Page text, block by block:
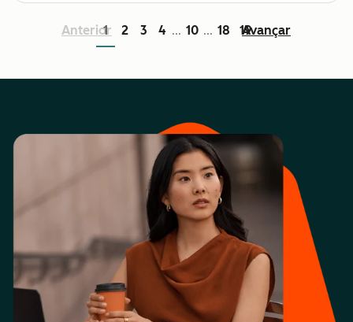
Anterior
1 2 3 4 ... 10 ... 18 19
Avançar